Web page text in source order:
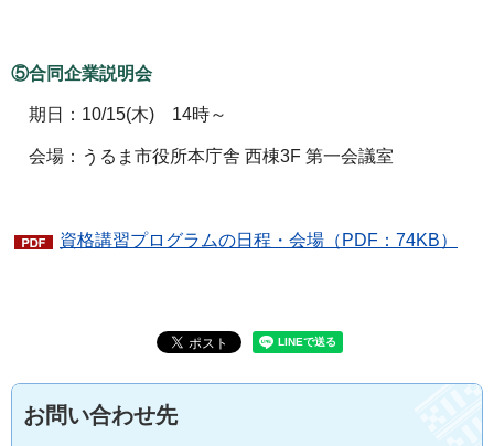
⑤合同企業説明会
期日：10/15(木) 14時～
会場：うるま市役所本庁舎 西棟3F 第一会議室
資格講習プログラムの日程・会場（PDF：74KB）
お問い合わせ先